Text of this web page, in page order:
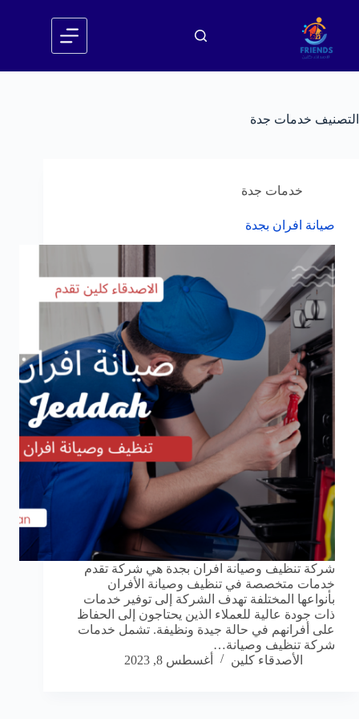
المحتوى
التصنيف خدمات جدة
خدمات جدة
صيانة افران بجدة
شركة تنظيف وصيانة افران بجدة هي شركة تقدم
خدمات متخصصة في تنظيف وصيانة الأفران
بأنواعها المختلفة تهدف الشركة إلى توفير خدمات
ذات جودة عالية للعملاء الذين يحتاجون إلى الحفاظ
على أفرانهم في حالة جيدة ونظيفة. تشمل خدمات
شركة تنظيف وصيانة…
الأصدقاء كلين
أغسطس 8, 2023